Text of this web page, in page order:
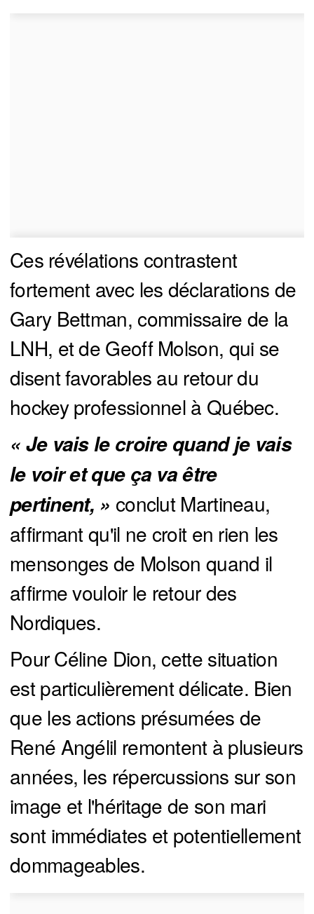
Ces révélations contrastent
fortement avec les déclarations de
Gary Bettman, commissaire de la
LNH, et de Geoff Molson, qui se
disent favorables au retour du
hockey professionnel à Québec.
« Je vais le croire quand je vais
le voir et que ça va être
pertinent, » conclut Martineau,
affirmant qu'il ne croit en rien les
mensonges de Molson quand il
affirme vouloir le retour des
Nordiques.
Pour Céline Dion, cette situation
est particulièrement délicate. Bien
que les actions présumées de
René Angélil remontent à plusieurs
années, les répercussions sur son
image et l'héritage de son mari
sont immédiates et potentiellement
dommageables.